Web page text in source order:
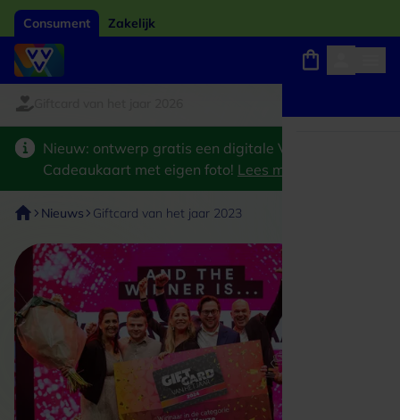
Consument Zakelijk
van het jaar 2026
Nieuw: ontwerp gratis een digitale VVV
Cadeaukaart met eigen foto! Lees meer
Nieuws Giftcard van het jaar 2023